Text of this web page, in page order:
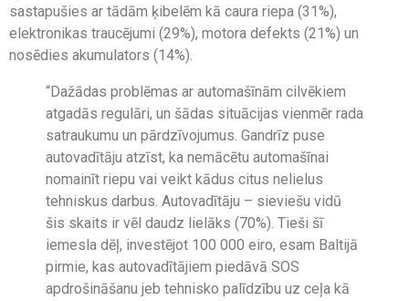
sastapušies ar tādām ķibelēm kā caura riepa (31%),
elektronikas traucējumi (29%), motora defekts (21%) un
nosēdies akumulators (14%).
“Dažādas problēmas ar automašīnām cilvēkiem
atgadās regulāri, un šādas situācijas vienmēr rada
satraukumu un pārdzīvojumus. Gandrīz puse
autovadītāju atzīst, ka nemācētu automašīnai
nomainīt riepu vai veikt kādus citus nelielus
tehniskus darbus. Autovadītāju – sieviešu vidū
šis skaits ir vēl daudz lielāks (70%). Tieši šī
iemesla dēļ, investējot 100 000 eiro, esam Baltijā
pirmie, kas autovadītājiem piedāvā SOS
apdrošināšanu jeb tehnisko palīdzību uz ceļa kā